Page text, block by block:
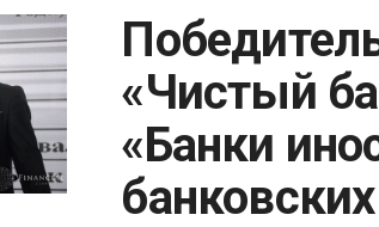
«Чистый
«Банки